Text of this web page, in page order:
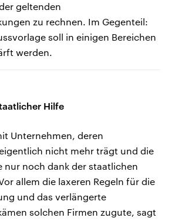
geltenden
zu rechnen. Im Gegenteil:
soll in einigen Bereichen
werden.
Hilfe
Unternehmen, deren
nicht mehr trägt und die
nur noch dank der staatlichen
allem die laxeren Regeln für die
und das verlängerte
solchen Firmen zugute, sagt